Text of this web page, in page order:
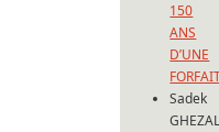
150
ANS
D’UNE
Sadek